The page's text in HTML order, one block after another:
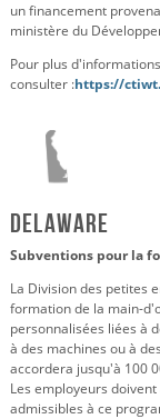
un financement
ministère du
Pour plus
consulter :https://
Delaware
Subventions pour la
La Division des petites
formation de la main-
personnalisées liées à
à des machines ou à
accordera jusqu'à 100
Les employeurs
admissibles à ce